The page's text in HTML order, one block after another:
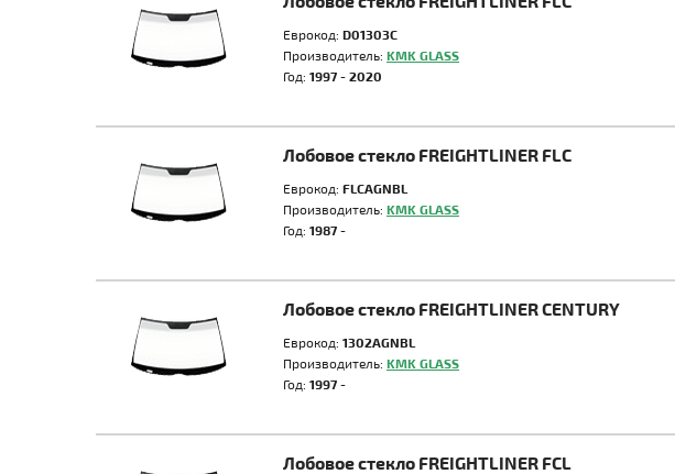
Еврокод: D01303C
Производитель: KMK GLASS
Год: 1997 - 2020
Лобовое стекло FREIGHTLINER FLC
Еврокод: FLCAGNBL
Производитель: KMK GLASS
Год: 1987 -
Лобовое стекло FREIGHTLINER CENTURY
Еврокод: 1302AGNBL
Производитель: KMK GLASS
Год: 1997 -
Лобовое стекло FREIGHTLINER FCL